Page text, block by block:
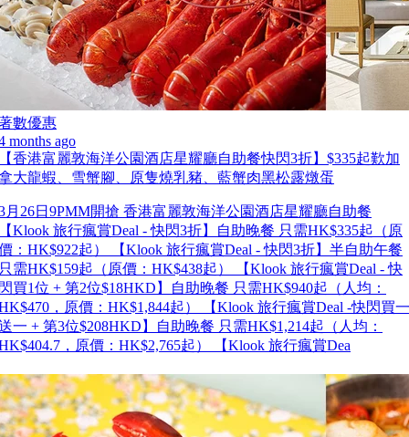
數優惠
months ago
香港富麗敦海洋公園酒店星耀廳自助餐快閃3折】$335起歎加
大龍蝦、雪蟹腳、原隻燒乳豬、藍蟹肉黑松露燉蛋
月26日9PMM開搶 香港富麗敦海洋公園酒店星耀廳自助餐
Klook 旅行瘋賞Deal - 快閃3折】自助晚餐 只需HK$335起（原
：HK$922起） 【Klook 旅行瘋賞Deal - 快閃3折】半自助午餐
需HK$159起（原價：HK$438起） 【Klook 旅行瘋賞Deal - 快
買1位 + 第2位$18HKD】自助晚餐 只需HK$940起（人均：
，原價：HK$1,844起） 【Klook 旅行瘋賞Deal -快閃買一
一 + 第3位$208HKD】自助晚餐 只需HK$1,214起（人均：
，原價：HK$2,765起） 【Klook 旅行瘋賞Dea